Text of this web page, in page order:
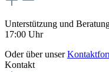
Unterstützung und
17:00 Uhr
Oder über unser
Kontakt